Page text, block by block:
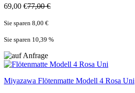
69,00 €77,00 €
Sie sparen 8,00 €
Sie sparen 10,39 %
Miyazawa Flötenmatte Modell 4 Rosa Uni